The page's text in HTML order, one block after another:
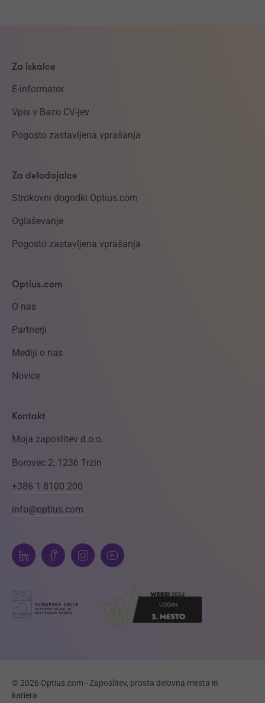
Za iskalce
E-informator
Vpis v Bazo CV-jev
Pogosto zastavljena vprašanja
Za delodajalce
Strokovni dogodki Optius.com
Oglaševanje
Pogosto zastavljena vprašanja
Optius.com
O nas
Partnerji
Mediji o nas
Novice
Kontakt
Moja zaposlitev d.o.o.
Borovec 2, 1236 Trzin
+386 1 8100 200
info@optius.com
© 2026 Optius.com - Zaposlitev, prosta delovna mesta in
kariera